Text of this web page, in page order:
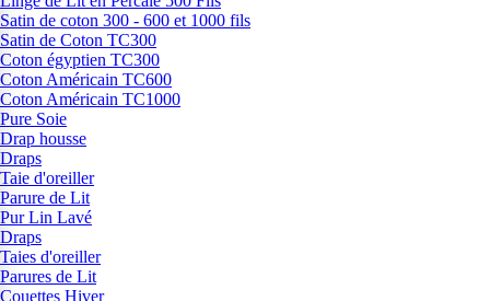
Satin de coton 300 - 600 et 1000 fils
Satin de Coton TC300
Coton égyptien TC300
Coton Américain TC600
Coton Américain TC1000
Pure Soie
Drap housse
Draps
Taie d'oreiller
Parure de Lit
Pur Lin Lavé
Draps
Taies d'oreiller
Parures de Lit
Couettes Hiver